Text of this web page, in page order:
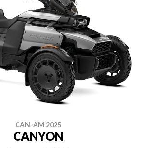
CAN-AM 2025
CANYON